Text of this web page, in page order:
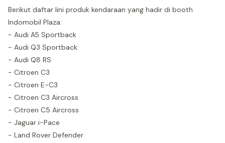
Berikut daftar lini produk kendaraan yang hadir di booth
Indomobil Plaza:
- Audi A5 Sportback
- Audi Q3 Sportback
- Audi Q8 RS
- Citroen C3
- Citroen E-C3
- Citroen C3 Aircross
- Citroen C5 Aircross
- Jaguar i-Pace
- Land Rover Defender